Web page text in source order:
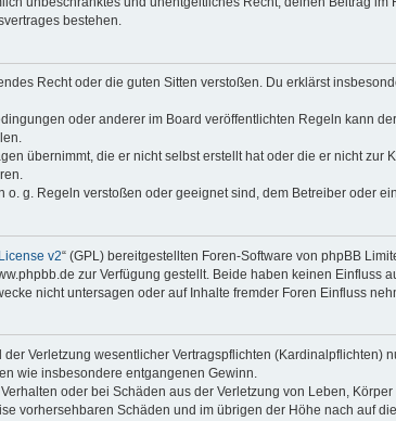
bestehen.
Recht oder die guten Sitten verstoßen. Du erklärst
oder anderer im Board veröffentlichten Regeln kann
übernimmt, die er nicht selbst erstellt hat oder die er nicht zur
g. Regeln verstoßen oder geeignet sind, dem Betreiber oder
v2“ (GPL) bereitgestellten Foren-Software von phpBB
zur Verfügung gestellt. Beide haben keinen Einfluss
nicht untersagen oder auf Inhalte fremder Foren Einfluss
Verletzung wesentlicher Vertragspflichten (Kardinalpflichten)
wie insbesondere entgangenen Gewinn.
oder bei Schäden aus der Verletzung von Leben,
vorhersehbaren Schäden und im übrigen der Höhe nach auf